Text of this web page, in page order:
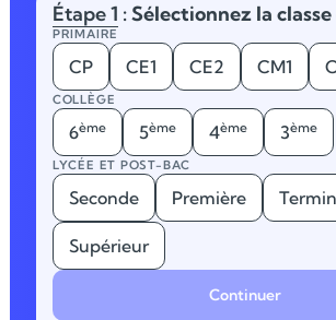
Étape 1 : Sélectionnez la
PRIMAIRE
CP CE1 CE2 CM1
COLLÈGE
6ème 5ème 4ème 3ème
LYCÉE ET POST-BAC
Seconde Première
Supérieur
Continuer